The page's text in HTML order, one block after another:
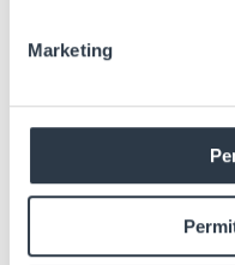
Marketing
El
proactivo
de
gracias
asistencias
a